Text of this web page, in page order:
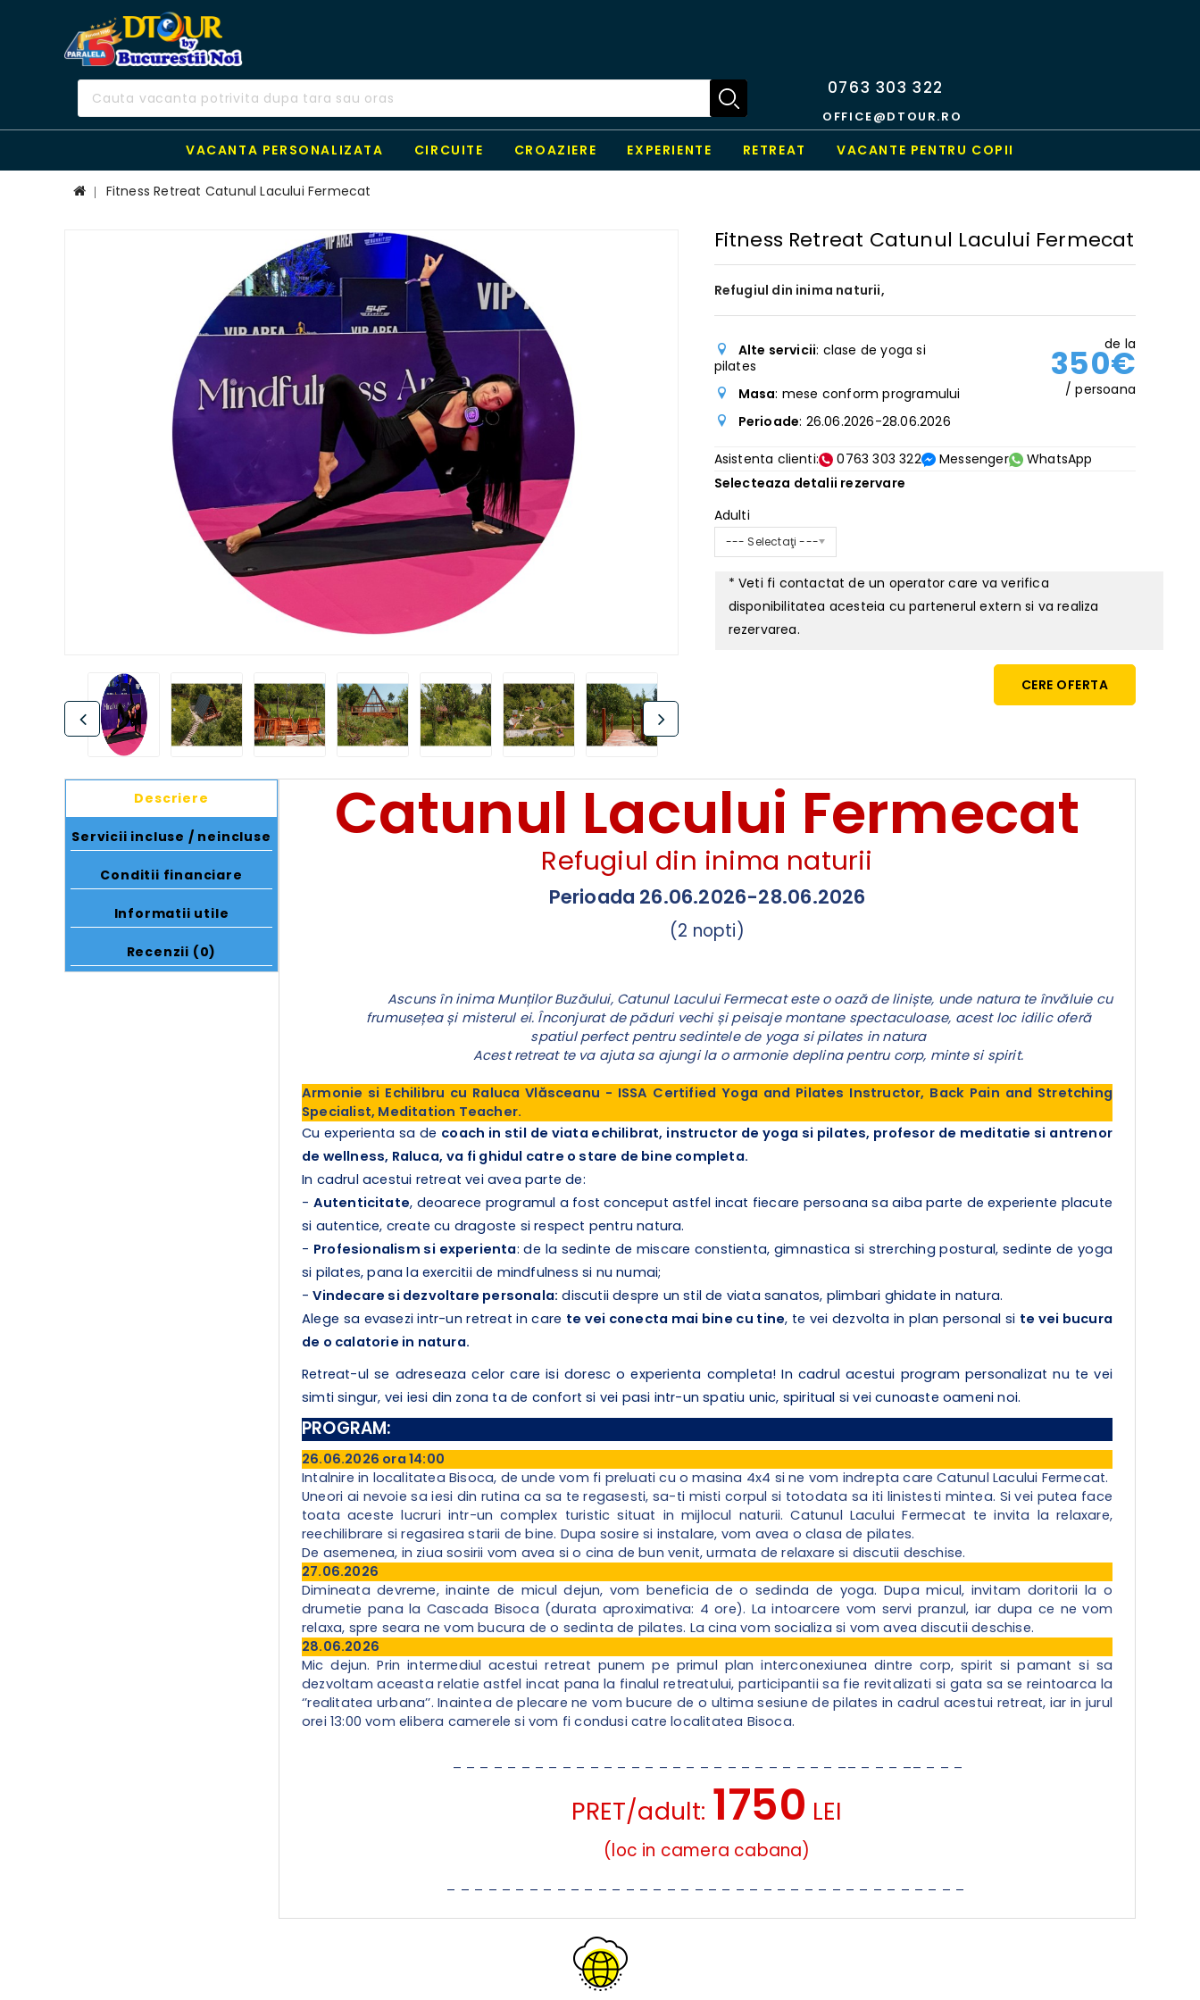
0763 303 322
OFFICE@DTOUR.RO
VACANTA PERSONALIZATA CIRCUITE CROAZIERE EXPERIENTE RETREAT VACANTE PENTRU COPII
Fitness Retreat Catunul Lacului Fermecat
Fitness Retreat Catunul Lacului Fermecat
Refugiul din inima naturii,
Alte servicii: clase de yoga si
pilates
Masa: mese conform programului
Perioade: 26.06.2026-28.06.2026
de la
350€
/ persoana
Asistenta clienti: 0763 303 322 Messenger
WhatsApp
Selecteaza detalii rezervare
Adulti
--- Selectaţi ---
* Veti fi contactat de un operator care va verifica
disponibilitatea acesteia cu partenerul extern si va realiza
rezervarea.
CERE OFERTA
Descriere
Servicii incluse / neincluse
Conditii financiare
Informatii utile
Recenzii (0)
Catunul Lacului Fermecat
Refugiul din inima naturii
Perioada 26.06.2026-28.06.2026
(2 nopti)
Ascuns în inima Munților Buzăului, Catunul Lacului Fermecat este o oază de liniște, unde natura te învăluie cu
frumusețea și misterul ei. Înconjurat de păduri vechi și peisaje montane spectaculoase, acest loc idilic oferă
spatiul perfect pentru sedintele de yoga si pilates in natura
Acest retreat te va ajuta sa ajungi la o armonie deplina pentru corp, minte si spirit.
Armonie si Echilibru cu Raluca Vlăsceanu - ISSA Certified Yoga and Pilates Instructor, Back Pain and Stretching
Specialist, Meditation Teacher.
Cu experienta sa de coach in stil de viata echilibrat, instructor de yoga si pilates, profesor de meditatie si antrenor
de wellness, Raluca, va fi ghidul catre o stare de bine completa.
In cadrul acestui retreat vei avea parte de:
- Autenticitate, deoarece programul a fost conceput astfel incat fiecare persoana sa aiba parte de experiente placute
si autentice, create cu dragoste si respect pentru natura.
- Profesionalism si experienta: de la sedinte de miscare constienta, gimnastica si strerching postural, sedinte de yoga
si pilates, pana la exercitii de mindfulness si nu numai;
-Vindecare si dezvoltare personala: discutii despre un stil de viata sanatos, plimbari ghidate in natura.
Alege sa evasezi intr-un retreat in care te vei conecta mai bine cu tine, te vei dezvolta in plan personal si te vei bucura
de o calatorie in natura.
Retreat-ul se adreseaza celor care isi doresc o experienta completa! In cadrul acestui program personalizat nu te vei
simti singur, vei iesi din zona ta de confort si vei pasi intr-un spatiu unic, spiritual si vei cunoaste oameni noi.
PROGRAM:
26.06.2026 ora 14:00
Intalnire in localitatea Bisoca, de unde vom fi preluati cu o masina 4x4 si ne vom indrepta care Catunul Lacului Fermecat.
Uneori ai nevoie sa iesi din rutina ca sa te regasesti, sa-ti misti corpul si totodata sa iti linistesti mintea. Si vei putea face
toata aceste lucruri intr-un complex turistic situat in mijlocul naturii. Catunul Lacului Fermecat te invita la relaxare,
reechilibrare si regasirea starii de bine. Dupa sosire si instalare, vom avea o clasa de pilates.
De asemenea, in ziua sosirii vom avea si o cina de bun venit, urmata de relaxare si discutii deschise.
27.06.2026
Dimineata devreme, inainte de micul dejun, vom beneficia de o sedinda de yoga. Dupa micul, invitam doritorii la o
drumetie pana la Cascada Bisoca (durata aproximativa: 4 ore). La intoarcere vom servi pranzul, iar dupa ce ne vom
relaxa, spre seara ne vom bucura de o sedinta de pilates. La cina vom socializa si vom avea discutii deschise.
28.06.2026
Mic dejun. Prin intermediul acestui retreat punem pe primul plan interconexiunea dintre corp, spirit si pamant si sa
dezvoltam aceasta relatie astfel incat pana la finalul retreatului, participantii sa fie revitalizati si gata sa se reintoarca la
‘’realitatea urbana’’. Inaintea de plecare ne vom bucure de o ultima sesiune de pilates in cadrul acestui retreat, iar in jurul
orei 13:00 vom elibera camerele si vom fi condusi catre localitatea Bisoca.
PRET/adult: 1750 LEI
(loc in camera cabana)